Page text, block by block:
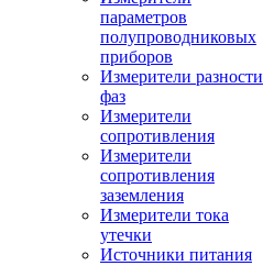
параметров
полупроводниковых
приборов
Измерители разности
фаз
Измерители
сопротивления
Измерители
сопротивления
заземления
Измерители тока
утечки
Источники питания